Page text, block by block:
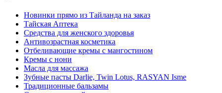
Новинки прямо из Тайланда на заказ
Тайская Аптека
Средства для женского здоровья
Антивозрастная косметика
Отбеливающие кремы с мангостином
Кремы с нони
Масла для массажа
Зубные пасты Darlie, Twin Lotus, RASYAN Isme
Традиционные бальзамы